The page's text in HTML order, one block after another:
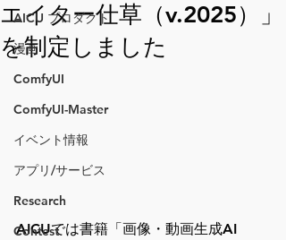
AICU プロダクト
漫画
ComfyUI
ComfyUI-Master
イベント情報
アプリ/サービス
Research
Contest
エイター仕草（v.2025）」
を制定しました
AICUでは書籍「画像・動画生成AI